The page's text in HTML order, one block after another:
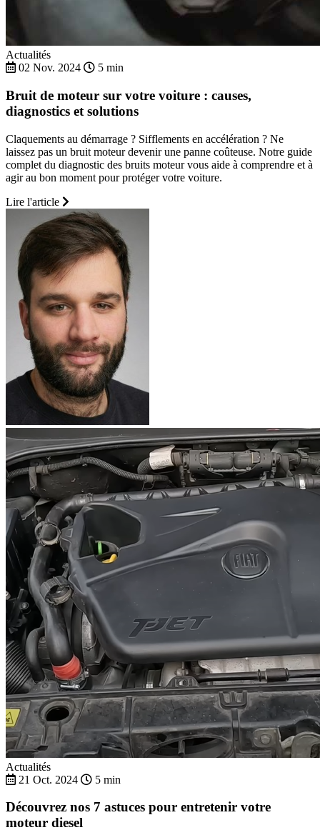
Actualités
02 Nov. 2024
5 min
Bruit de moteur sur votre voiture : causes,
diagnostics et solutions
Claquements au démarrage ? Sifflements en accélération ? Ne
laissez pas un bruit moteur devenir une panne coûteuse. Notre guide
complet du diagnostic des bruits moteur vous aide à comprendre et à
agir au bon moment pour protéger votre voiture.
Lire l'article
Actualités
21 Oct. 2024
5 min
Découvrez nos 7 astuces pour entretenir votre
moteur diesel